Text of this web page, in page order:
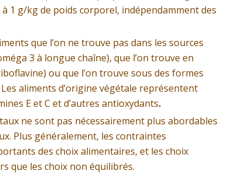
1 g/kg de poids corporel, indépendamment des
que l’on ne trouve pas dans les sources
3 à longue chaîne), que l’on trouve en
ou que l’on trouve sous des formes
aliments d’origine végétale représentent
E et C et d’autres antioxydants.
ne sont pas nécessairement plus abordables
Plus généralement, les contraintes
des choix alimentaires, et les choix
que les choix non équilibrés.